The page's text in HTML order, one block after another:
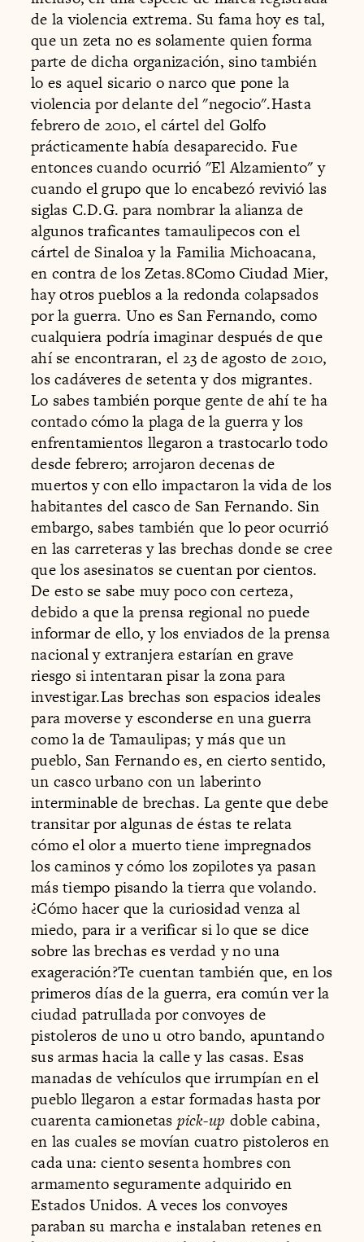
de la violencia extrema. Su fama hoy es tal,
que un zeta no es solamente quien forma
parte de dicha organización, sino también
lo es aquel sicario o narco que pone la
violencia por delante del "negocio".Hasta
febrero de 2010, el cártel del Golfo
prácticamente había desaparecido. Fue
entonces cuando ocurrió "El Alzamiento" y
cuando el grupo que lo encabezó revivió las
siglas C.D.G. para nombrar la alianza de
algunos traficantes tamaulipecos con el
cártel de Sinaloa y la Familia Michoacana,
en contra de los Zetas.8Como Ciudad Mier,
hay otros pueblos a la redonda colapsados
por la guerra. Uno es San Fernando, como
cualquiera podría imaginar después de que
ahí se encontraran, el 23 de agosto de 2010,
los cadáveres de setenta y dos migrantes.
Lo sabes también porque gente de ahí te ha
contado cómo la plaga de la guerra y los
enfrentamientos llegaron a trastocarlo todo
desde febrero; arrojaron decenas de
muertos y con ello impactaron la vida de los
habitantes del casco de San Fernando. Sin
embargo, sabes también que lo peor ocurrió
en las carreteras y las brechas donde se cree
que los asesinatos se cuentan por cientos.
De esto se sabe muy poco con certeza,
debido a que la prensa regional no puede
informar de ello, y los enviados de la prensa
nacional y extranjera estarían en grave
riesgo si intentaran pisar la zona para
investigar.Las brechas son espacios ideales
para moverse y esconderse en una guerra
como la de Tamaulipas; y más que un
pueblo, San Fernando es, en cierto sentido,
un casco urbano con un laberinto
interminable de brechas. La gente que debe
transitar por algunas de éstas te relata
cómo el olor a muerto tiene impregnados
los caminos y cómo los zopilotes ya pasan
más tiempo pisando la tierra que volando.
¿Cómo hacer que la curiosidad venza al
miedo, para ir a verificar si lo que se dice
sobre las brechas es verdad y no una
exageración?Te cuentan también que, en los
primeros días de la guerra, era común ver la
ciudad patrullada por convoyes de
pistoleros de uno u otro bando, apuntando
sus armas hacia la calle y las casas. Esas
manadas de vehículos que irrumpían en el
pueblo llegaron a estar formadas hasta por
cuarenta camionetas pick-up doble cabina,
en las cuales se movían cuatro pistoleros en
cada una: ciento sesenta hombres con
armamento seguramente adquirido en
Estados Unidos. A veces los convoyes
paraban su marcha e instalaban retenes en